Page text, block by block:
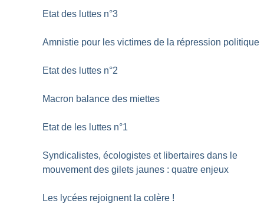
Etat des luttes n°3
Amnistie pour les victimes de la répression politique
Etat des luttes n°2
Macron balance des miettes
Etat de les luttes n°1
Syndicalistes, écologistes et libertaires dans le
mouvement des gilets jaunes : quatre enjeux
Les lycées rejoignent la colère !